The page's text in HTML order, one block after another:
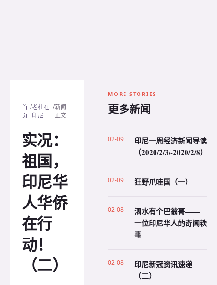
首
页
/老杜在
印尼
/新闻
正文
实况：
祖国，
印尼华
人华侨
在行
动！
（二）
MORE STORIES
更多新闻
02-09
印尼一周经济新闻导读
（2020/2/3/-2020/2/8）
02-09 狂野爪哇国（一）
02-08
泗水有个巴翁哥——
一位印尼华人的奇闻轶
事
02-08
印尼新冠资讯速递
（二）